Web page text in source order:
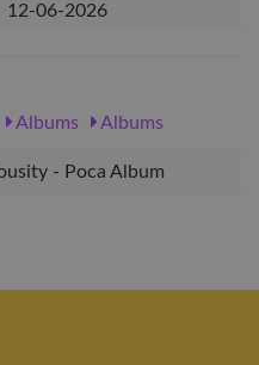
12-06-2026
Albums Albums
- Poca Album